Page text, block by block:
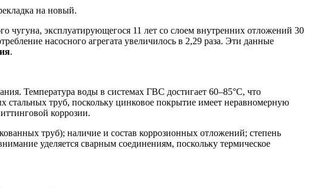
на новый.
эксплуатирующегося 11 лет со слоем внутренних отложений 30
насосного агрегата увеличилось в 2,29 раза. Эти данные
.
Температура воды в системах ГВС достигает 60–85°C, что
стальных труб, поскольку цинковое покрытие имеет неравномерную
коррозии.
труб); наличие и состав коррозионных отложений; степень
уделяется сварным соединениям, поскольку термическое